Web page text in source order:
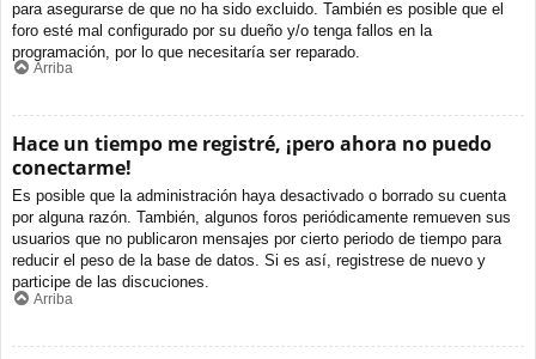
para asegurarse de que no ha sido excluido. También es posible que el
foro esté mal configurado por su dueño y/o tenga fallos en la
programación, por lo que necesitaría ser reparado.
Arriba
Hace un tiempo me registré, ¡pero ahora no puedo
conectarme!
Es posible que la administración haya desactivado o borrado su cuenta
por alguna razón. También, algunos foros periódicamente remueven sus
usuarios que no publicaron mensajes por cierto periodo de tiempo para
reducir el peso de la base de datos. Si es así, registrese de nuevo y
participe de las discuciones.
Arriba